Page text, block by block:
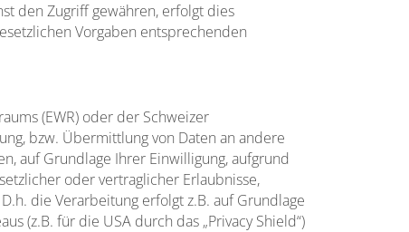
den Zugriff gewähren, erfolgt dies
Vorgaben entsprechenden
(EWR) oder der Schweizer
bzw. Übermittlung von Daten an andere
auf Grundlage Ihrer Einwilligung, aufgrund
oder vertraglicher Erlaubnisse,
die Verarbeitung erfolgt z.B. auf Grundlage
(z.B. für die USA durch das „Privacy Shield“)